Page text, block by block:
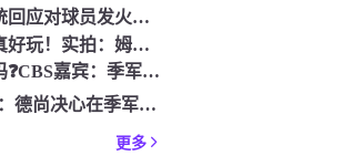
[世界杯]阿根廷总统回应对球员发火传言：我疯了才怪球员？全是
[体育头条]迈阿密真好玩！实拍：姆巴佩和女友被路人拍到在夜店
[今日视频]你认同吗❓️CBS嘉宾：季军赛的数据不应算进去，
【好看推荐】队报：德尚决心在季军赛体面告别，不希望以两连败收
更多